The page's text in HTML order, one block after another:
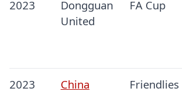
2023
Dongguan
United
FA Cup
2023 China Friendlies